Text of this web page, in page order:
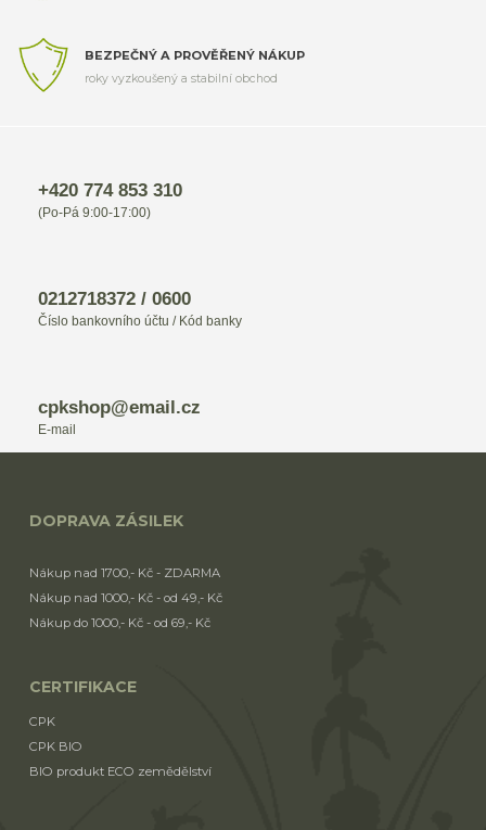
BEZPEČNÝ A PROVĚŘENÝ NÁKUP
roky vyzkoušený a stabilní obchod
+420 774 853 310
(Po-Pá 9:00-17:00)
0212718372 / 0600
Číslo bankovního účtu / Kód banky
cpkshop@email.cz
E-mail
DOPRAVA ZÁSILEK
Nákup nad 1700,- Kč - ZDARMA
Nákup nad 1000,- Kč - od 49,- Kč
Nákup do 1000,- Kč - od 69,- Kč
CERTIFIKACE
CPK
CPK BIO
BIO produkt ECO zemědělství